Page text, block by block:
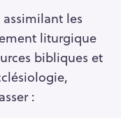
les
liturgique
bibliques et
: